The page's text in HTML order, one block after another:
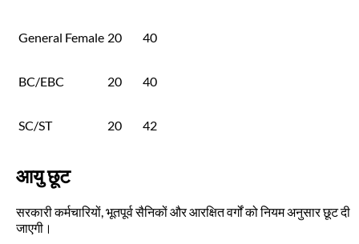
General Female 20 40
BC/EBC 20 40
SC/ST 20 42
आयु छूट
सरकारी कर्मचारियों, भूतपूर्व सैनिकों और आरक्षित वर्गों को नियम अनुसार छूट दी
जाएगी।